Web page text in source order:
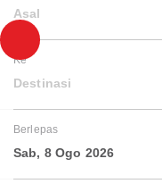
Asal
Ke
Destinasi
Berlepas
Sab, 8 Ogo 2026